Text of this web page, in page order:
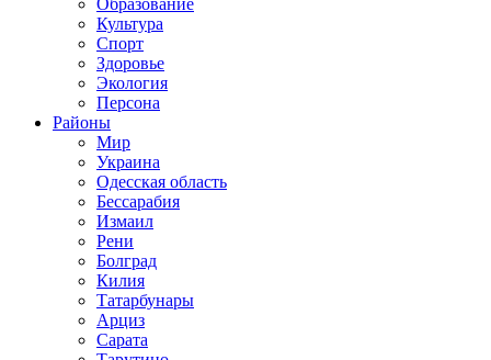
Образование
Культура
Спорт
Здоровье
Экология
Персона
Районы
Мир
Украина
Одесская область
Бессарабия
Измаил
Рени
Болград
Килия
Татарбунары
Арциз
Сарата